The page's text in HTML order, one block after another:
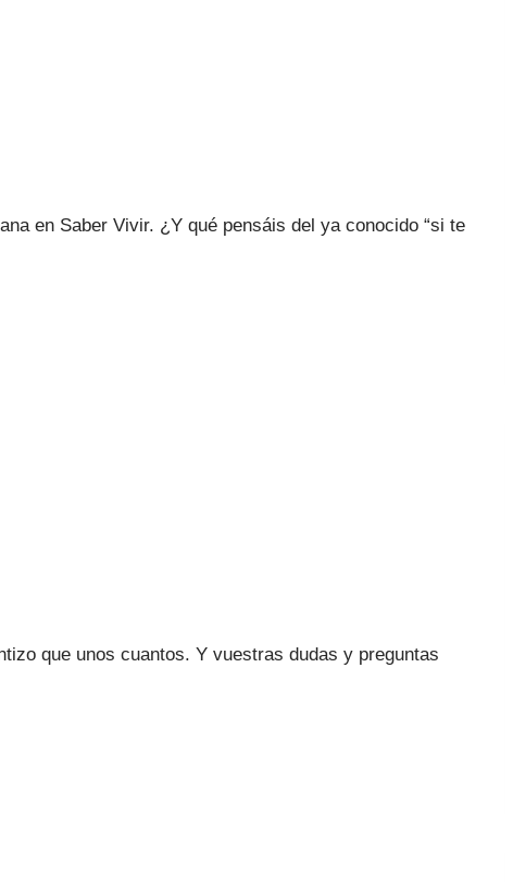
en Saber Vivir. ¿Y qué pensáis del ya conocido “si te
que unos cuantos. Y vuestras dudas y preguntas